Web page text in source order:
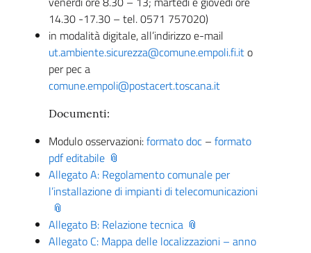
14.30 -17.30 – tel. 0571 757020)
in modalità digitale, all’indirizzo e-mail
ut.ambiente.sicurezza@comune.empoli.fi.ito
per pec a
comune.empoli@postacert.toscana.it
Documenti:
Modulo osservazioni:formato doc – formato
pdf editabile
Allegato A: Regolamento comunale per
l’installazione di impianti di telecomunicazioni
Allegato B: Relazione tecnica
Allegato C: Mappa delle localizzazioni – anno